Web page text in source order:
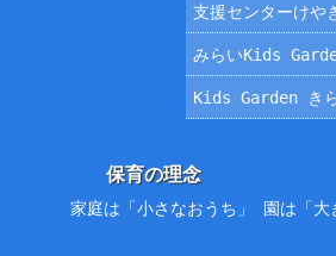
支援センターけや
みらいKids
Kids Garden き
保育の理念
家庭は「小さなおうち」 園は「大